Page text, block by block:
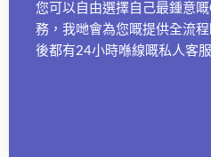
您可以自由選擇自己最鍾意
務，我哋會為您嘅提供全流
後都有24小時喺線嘅私人客